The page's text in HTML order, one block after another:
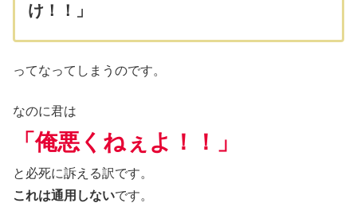
け！！」
ってなってしまうのです。
なのに君は
「俺悪くねぇよ！！」
と必死に訴える訳です。
これは通用しないです。